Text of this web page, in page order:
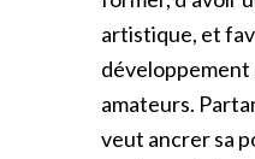
artistique, et
développement
amateurs.
veut ancrer sa